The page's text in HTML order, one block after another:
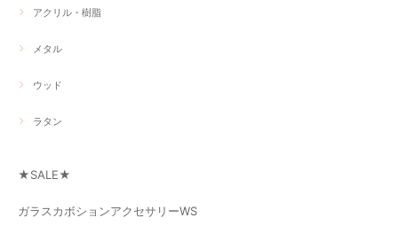
アクリル・樹脂
メタル
ウッド
ラタン
★SALE★
ガラスカボションアクセサリーWS